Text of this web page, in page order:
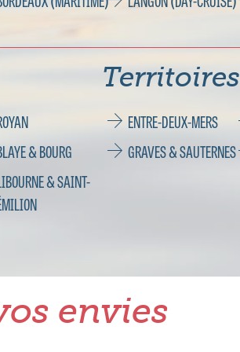
Territoires
ENTRE-DEUX-MERS
& BOURG
GRAVES & SAUTERNES
& SAINT-
envies